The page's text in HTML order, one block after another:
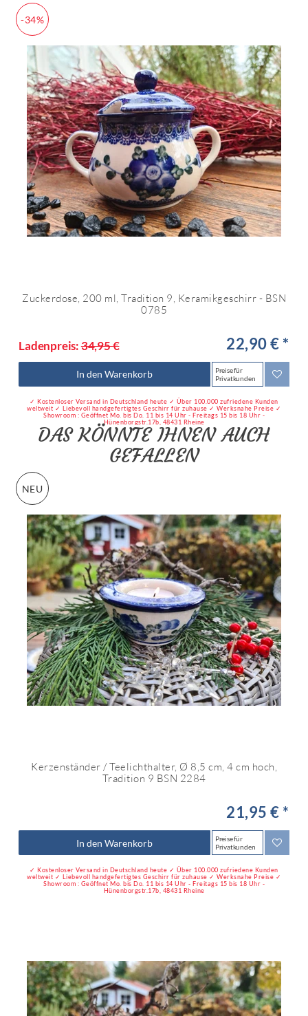
-34%
Zuckerdose, 200 ml, Tradition 9, Keramikgeschirr - BSN
0785
Ladenpreis:34,95 € 22,90 € *
In den Warenkorb
Preise für
Privatkunden
✓ Kostenloser Versand in Deutschland heute ✓ Über 100.000 zufriedene Kunden
weltweit ✓ Liebevoll handgefertigtes Geschirr für zuhause ✓ Werksnahe Preise ✓
Showroom : Geöffnet Mo. bis Do. 11 bis 14 Uhr - Freitags 15 bis 18 Uhr -
Hünenborgstr.17b, 48431 Rheine
DAS KÖNNTE IHNEN AUCH
GEFALLEN
NEU
Kerzenständer / Teelichthalter, Ø 8,5 cm, 4 cm hoch,
Tradition 9 BSN 2284
21,95 € *
In den Warenkorb
Preise für
Privatkunden
✓ Kostenloser Versand in Deutschland heute ✓ Über 100.000 zufriedene Kunden
weltweit ✓ Liebevoll handgefertigtes Geschirr für zuhause ✓ Werksnahe Preise ✓
Showroom : Geöffnet Mo. bis Do. 11 bis 14 Uhr - Freitags 15 bis 18 Uhr -
Hünenborgstr.17b, 48431 Rheine